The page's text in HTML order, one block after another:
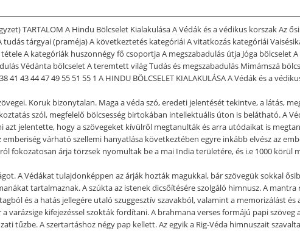
TARTALOM A Hindu Bölcselet Kialakulása A Védák és a védikus korszak
tárgyai (praméja) A következtetés kategóriái A vitatkozás kategóriái
A kategóriák huszonnégy fő csoportja A megszabadulás útja Jóga bölcselet
Védánta bölcselet A teremtett világ Tudás és megszabadulás Mimámszá
41 43 44 47 49 55 51 55 1 A HINDU BÖLCSELET KIALAKULÁSA A Védák és a
Koruk bizonytalan. Maga a véda szó, eredeti jelentését tekintve, a látás,
szól, megfelelő bölcsesség birtokában intellektuális úton is belátható. A
jelentette, hogy a szövegeket kívülről megtanulták és arra utódaikat is
várható szellemi hanyatlása következtében egyre inkább elvész az
fokozatosan árja törzsek nyomultak be a mai India területére, és i.e 1000 körül
A Védákat tulajdonképpen az árják hozták magukkal, bár szövegük sokkal
tartalmaznak. A szúkta az istenek dicsőítésére szolgáló himnusz. A
és a hatás jellegére utaló szuggesztív szavakból, valamint a memorizálást
varázsige kifejezéssel szokták fordítani. A brahmana verses formájú papi
tűzbe. A szertartáshoz négy pap kellett. Az egyik a Rig-Véda himnuszait